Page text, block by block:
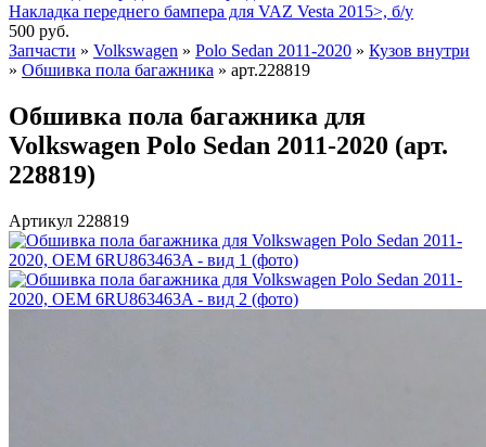
Накладка переднего бампера для VAZ Vesta 2015>, б/у
500 руб.
Запчасти » Volkswagen » Polo Sedan 2011-2020 » Кузов внутри
» Обшивка пола багажника » арт.228819
Обшивка пола багажника для
Volkswagen Polo Sedan 2011-2020 (арт.
228819)
Артикул 228819